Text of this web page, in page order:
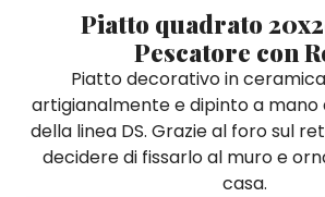
Piatto quadrato
Pescatore con
Piatto decorativo in
artigianalmente e dipinto a mano
della linea DS. Grazie al foro sul
decidere di fissarlo al muro e
casa.
Set Sushi
Sottopentola & Sottobottiglia
Tazzine da Caffè con Piattino
Tegami e Zuppiere
Tazzine da Caffè con Piattino
Tegami e Zuppiere
Tovaglie
Tovagliette Americane & Sottopiatti
Tazzine da Caffè con Piattino
Tegami e Zuppiere
Tovaglie
Tovagliette Americane & Sottopiatti